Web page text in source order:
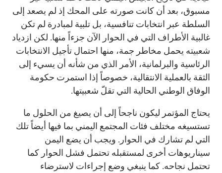
مسبوق، بعد أن كانت صورته على المحك إذ لم يصعد إلى
السلطة عبر انتخابات تنافسية، بل تلبية لمبادرة لم تكن
غالبية الأطراف التي في الحوار الآن جزءاً منها. لكن ازدياد
شعبيته يحمل مخاطر جمة، منها احتمال تأجيل الانتخابات
الرئاسية والبرلمانية، الأمر الذي من شأنه أن يسيء إلى
الثقة بالعملية الانتقالية، خصوصاً إذا استمرت حكومة
الوفاق الوطني الحالية التي تقلّ شعبيتها.
يحتاج المؤتمر ليكون ناجحاً إلى أن يصيغ من الحلول ما
تستسيغه مختلف فئات المجتمع اليمني بما فيها أيضاً تلك
التي لم تشارك في الحوار. ويجب أن يضع اليمن
سيناريوهات أخرى لمستقبله تحتمل فشل الحوار كما
تحتمل نجاحه. كما ينبغي وضع إجراءات لاسترضاء